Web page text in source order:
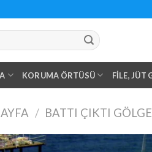
KORUMA ÖRTÜSÜ FILE, JÜT
/ BATTI ÇIKTI